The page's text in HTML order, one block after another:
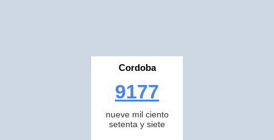
Cordoba
9177
nueve mil ciento
setenta y siete